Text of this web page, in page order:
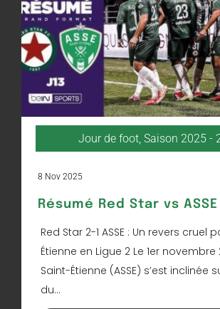
Jour de foot, Saison 2025 -
8 Nov 2025
Résumé Red Star vs ASSE
Red Star 2-1 ASSE : Un revers cruel
Étienne en Ligue 2 Le 1er novembre
Saint-Étienne (ASSE) s’est inclinée
du...